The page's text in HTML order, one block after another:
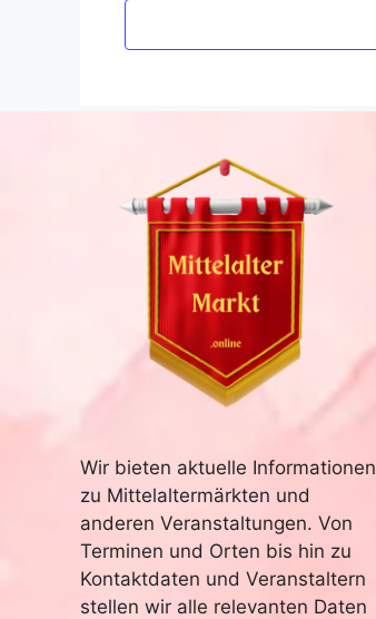
Wir bieten aktuelle Informationen
zu Mittelaltermärkten und
anderen Veranstaltungen. Von
Terminen und Orten bis hin zu
Kontaktdaten und Veranstaltern
stellen wir alle relevanten Daten